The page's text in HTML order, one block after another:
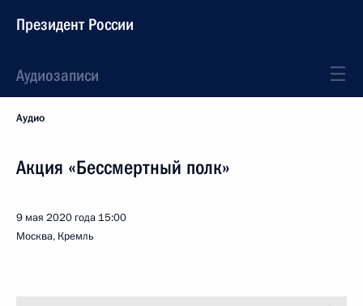
Президент России
Аудиозаписи
Аудио
Акция «Бессмертный полк»
9 мая 2020 года 15:00
Москва, Кремль